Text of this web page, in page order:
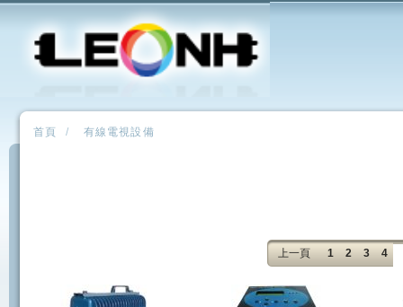
首頁 / 有線電視設備
上一頁 1 2 3 4